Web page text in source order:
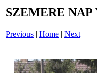
SZEMERE NAP
Previous | Home | Next